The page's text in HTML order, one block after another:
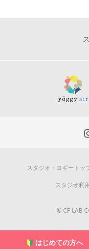
はじめての方へ
スタジオ・ヨギートッ
スタジオ利
© CF-LAB